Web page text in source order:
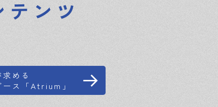
テンツ
める
ス「Atrium」